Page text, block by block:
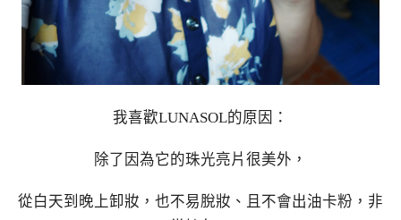
我喜歡LUNASOL的原因：
除了因為它的珠光亮片很美外，
從白天到晚上卸妝，也不易脫妝、且不會出油卡粉，非